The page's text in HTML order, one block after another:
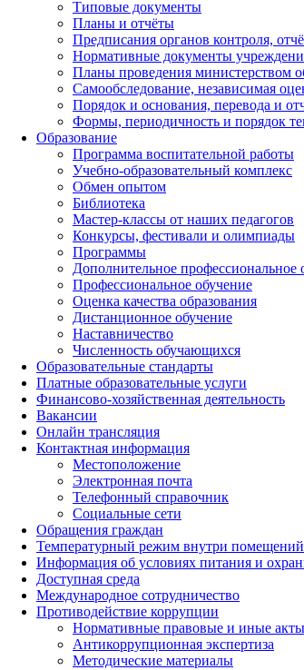
Типовые документы
Планы и отчёты
Предписания органов контроля,
Нормативные документы
Планы проведения министерством
Самообследование, независимая
Порядок и основания, перевода и
Формы, периодичность и порядок
Образование
Программа воспитательной работы
Учебно-образовательный комплекс
Обмен опытом
Библиотека
Мастер-классы от наших педагогов
Конкурсы, фестивали и олимпиады
Программы
Дополнительное профессиональное
Профессиональное обучение
Оценка качества образования
Дистанционное обучение
Наставничество
Численность обучающихся
Образовательные стандарты
Платные образовательные услуги
Финансово-хозяйственная деятельность
Вакансии
Онлайн трансляция
Контактная информация
Местоположение
Электронная почта
Телефонный справочник
Социальные сети
Обращения граждан
Температурный режим внутри помещений
Информация об условиях питания и
Доступная среда
Международное сотрудничество
Противодействие коррупции
Нормативные правовые и иные
Антикоррупционная экспертиза
Методические материалы